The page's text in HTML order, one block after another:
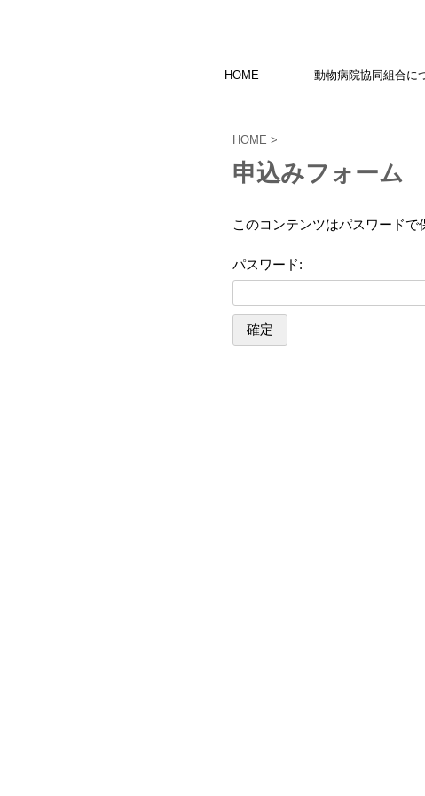
HOME 動物病院協同組合に
HOME >
申込みフォーム
このコンテンツはパスワードで
パスワード: